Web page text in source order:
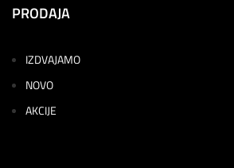
PRODAJA
IZDVAJAMO
NOVO
AKCIJE